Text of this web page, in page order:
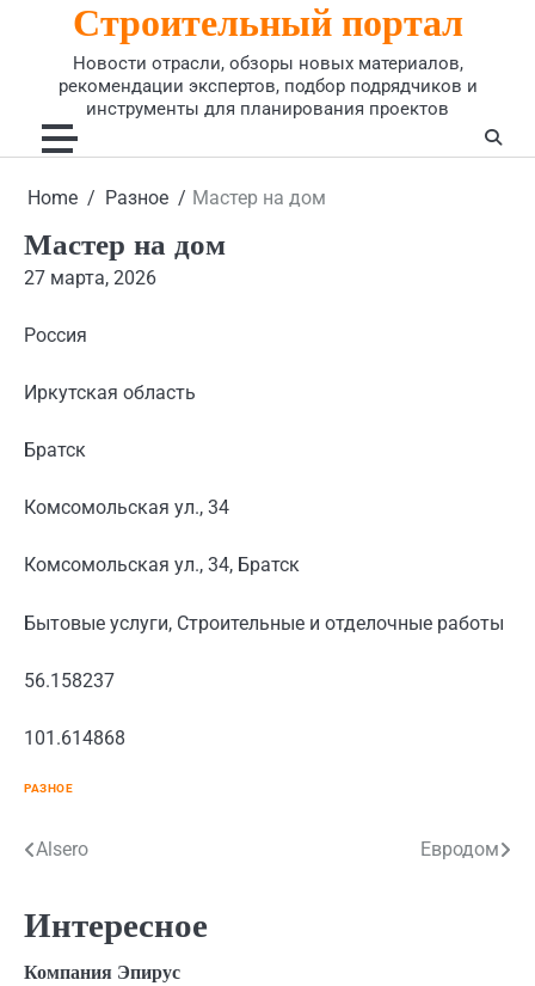
Строительный портал
Новости отрасли, обзоры новых материалов,
рекомендации экспертов, подбор подрядчиков и
инструменты для планирования проектов
Home Разное Мастер на дом
Мастер на дом
27 марта, 2026
Россия
Иркутская область
Братск
Комсомольская ул., 34
Комсомольская ул., 34, Братск
Бытовые услуги, Строительные и отделочные работы
56.158237
101.614868
РАЗНОЕ
Навигация
записям
Alsero Евродом
Интересное
Компания Эпирус